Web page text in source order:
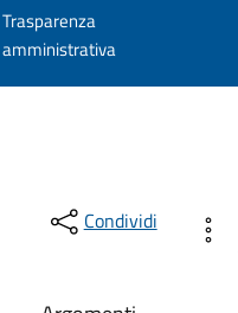
Trasparenza
amministrativa
Condividi